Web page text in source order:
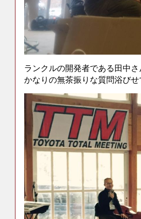
ランクルの開発者である田中さ
かなりの無茶振りな質問浴び